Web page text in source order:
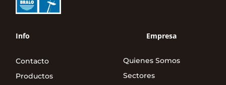
Info
Contacto
Productos
Empresa
Quienes Somos
Sectores